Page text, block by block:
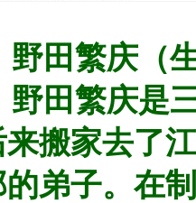
田繁庆（
田繁庆是
来搬家去了
的弟子。在